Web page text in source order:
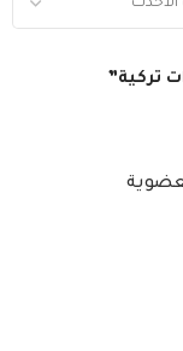
تركية”